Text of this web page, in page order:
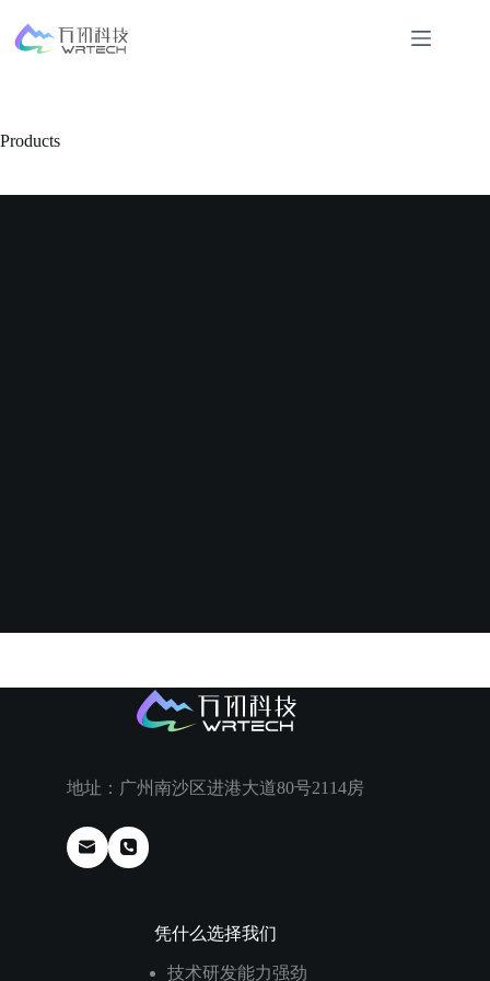
Products
地址：广州南沙区进港大道80号2114房
凭什么选择我们
技术研发能力强劲